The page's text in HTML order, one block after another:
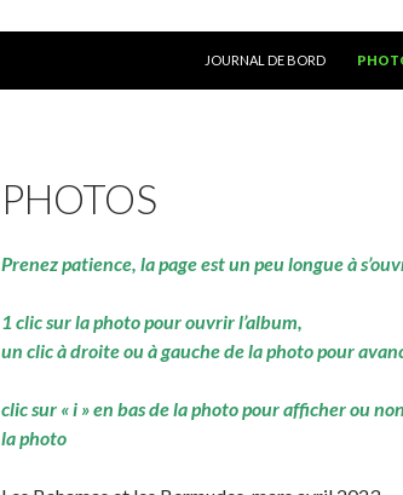
JOURNAL DE BORD
PHOTOS
Prenez patience, la page est un peu longue à
1 clic sur la photo pour ouvrir l’album,
un clic à droite ou à gauche de la photo pour
clic sur « i » en bas de la photo pour afficher ou
la photo